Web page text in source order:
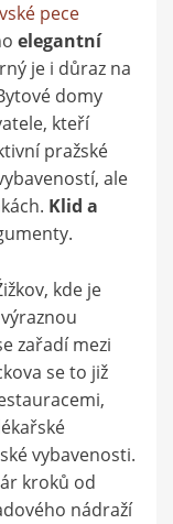
pece
elegantní
je i důraz na
domy
kteří
pražské
ale
Klid a
kde je
zařadí mezi
se to již
vybavenosti.
kroků od
nádraží